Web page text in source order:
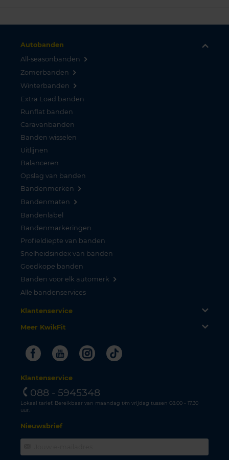
Autobanden
All-seasonbanden
Zomerbanden
Winterbanden
Extra Load banden
Runflat banden
Caravanbanden
Banden wisselen
Uitlijnen
Balanceren
Opslag van banden
Bandenmerken
Bandenmaten
Bandenlabel
Bandenmarkeringen
Profieldiepte van banden
Snelheidsindex van banden
Goedkope banden
Banden voor elk automerk
Alle bandenservices
Klantenservice
Meer KwikFit
FacebookYoutubeInstagram
Tiktok
Klantenservice
088 - 5945348
Lokaal tarief. Bereikbaar van maandag t/m vrijdag tussen 08.00 - 17.30
uur.
Nieuwsbrief